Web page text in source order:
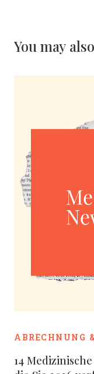
You may
ABRECHNUNG
14